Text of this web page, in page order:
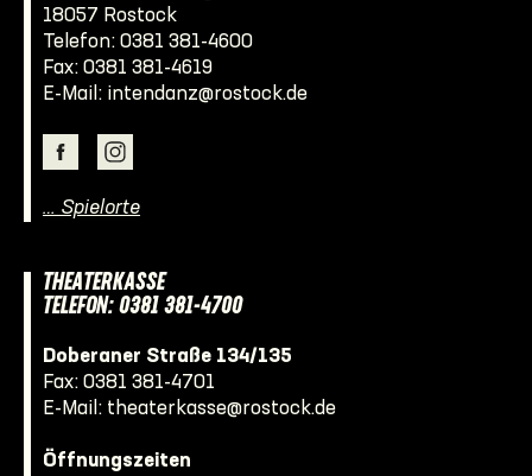
18057 Rostock
Telefon: 0381 381-4600
Fax: 0381 381-4619
E-Mail: intendanz@rostock.de
… Spielorte
THEATERKASSE
TELEFON: 0381 381-4700
Doberaner Straße 134/135
Fax: 0381 381-4701
E-Mail: theaterkasse@rostock.de
Öffnungszeiten